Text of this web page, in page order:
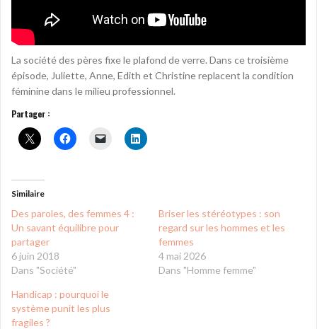
La société des pères fixe le plafond de verre. Dans ce troisième
épisode, Juliette, Anne, Edith et Christine replacent la condition
féminine dans le milieu professionnel.
Partager :
Similaire
Des paroles, des femmes 4 :
Un savant équilibre pour
partager
6 juin 2018
Dans "Société"
Briser les stéréotypes : son
regard sur les hommes et les
femmes
4 mai 2026
Dans "Homme femme"
Handicap : pourquoi le
système punit les plus
fragiles ?